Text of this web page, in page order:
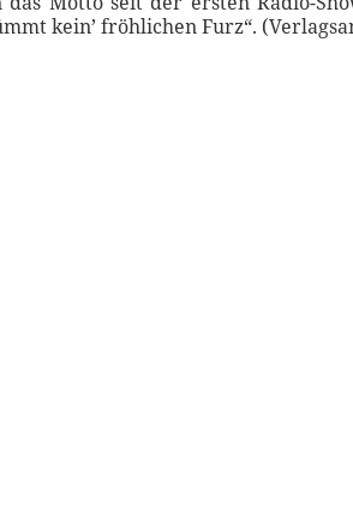
kein’ fröhlichen Furz“.